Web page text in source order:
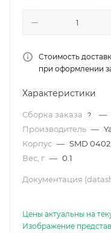
Стоимость
при оформлении
Характеристики
Сборка заказа ? —
Производитель —
Корпус — SMD 0402
Вес, г — 0.1
Документация
Цены актуальны на
Изображение